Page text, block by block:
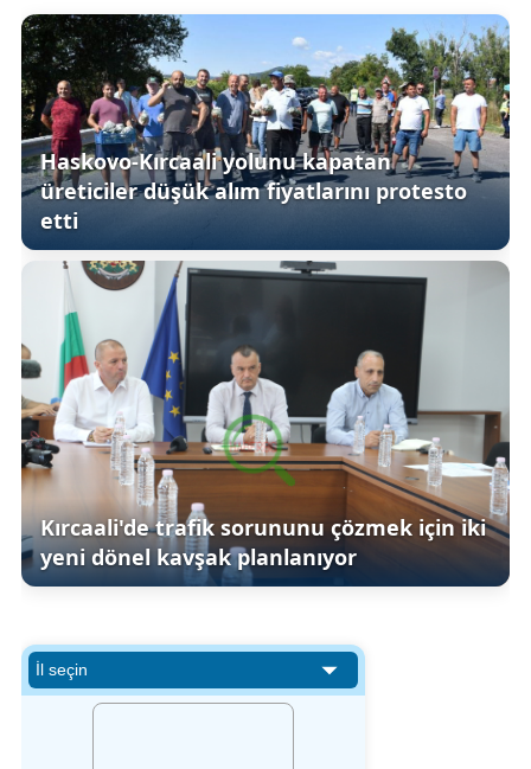
Haskovo-Kırcaali yolunu kapatan
üreticiler düşük alım fiyatlarını protesto
etti
Kırcaali'de trafik sorununu çözmek için iki
yeni dönel kavşak planlanıyor